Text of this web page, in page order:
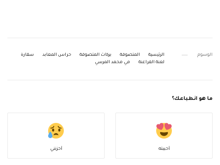
الوسوم الرئيسية المتصوفة بركات المتصوفة حراس المعابد
سقارة
لعنة الفراعنة
مي محمد المرسي
ما هو انطباعك؟
أحببته أحزنني